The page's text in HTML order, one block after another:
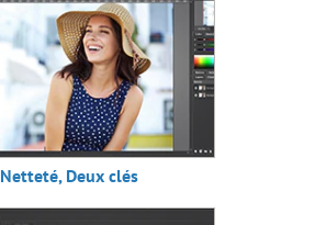
Netteté, Deux clés